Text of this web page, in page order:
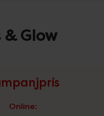
Glow
Online: